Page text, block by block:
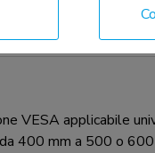
restrizioni assolute per i
VESA applicabile
400 mm a 500 o